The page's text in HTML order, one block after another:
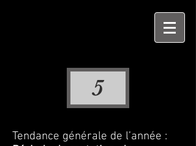
5
Tendance générale de l’année :